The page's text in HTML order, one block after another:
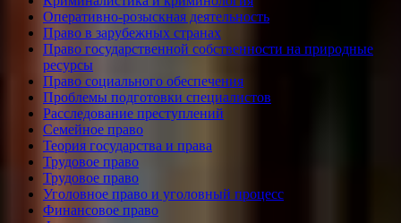
Оперативно-розыскная деятельность
Право в зарубежных странах
Право государственной собственности на природные
ресурсы
Право социального обеспечения
Проблемы подготовки специалистов
Расследование преступлений
Семейное право
Теория государства и права
Трудовое право
Трудовое право
Уголовное право и уголовный процесс
Финансовое право